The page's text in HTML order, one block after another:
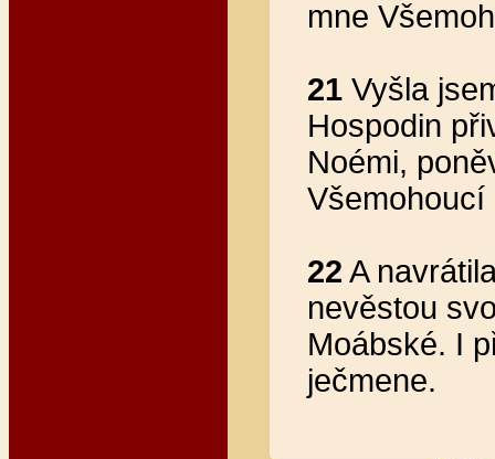
mne
21 Vyšla
Hospodin
Noémi,
Všemohoucí
22 A
nevěstou
Moábské. I
ječmene.